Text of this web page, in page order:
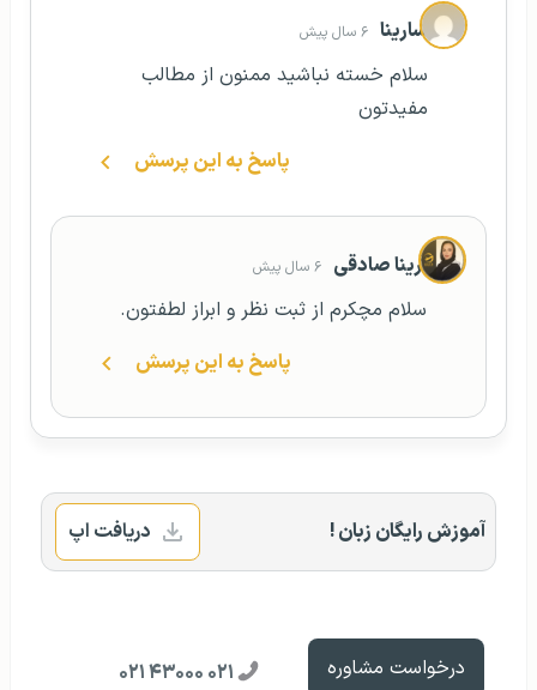
سارینا ۶ سال پیش
سلام خسته نباشید ممنون از مطالب
مفیدتون
پاسخ به این پرسش
آرینا صادقی ۶ سال پیش
سلام مچکرم از ثبت نظر و ابراز لطفتون.
پاسخ به این پرسش
آموزش رایگان زبان ! دریافت اپ
درخواست مشاوره ۰۲۱ ۴۳۰۰۰ ۰۲۱